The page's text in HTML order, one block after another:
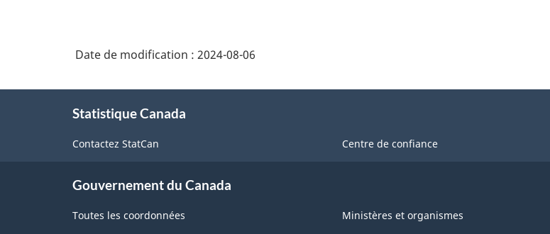
industries
l'Amérique
Nord
2022
Date de modification : 2024-08-06
Statistique Canada
Contactez StatCan Centre de confiance
Gouvernement du Canada
Toutes les coordonnées Ministères et organismes